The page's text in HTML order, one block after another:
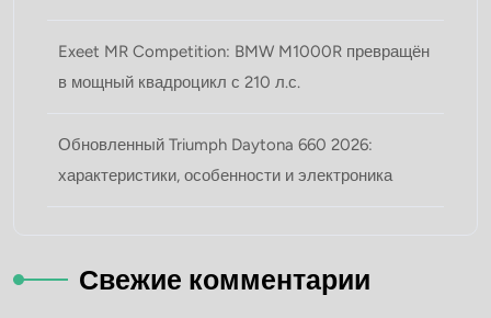
Exeet MR Competition: BMW M1000R превращён
в мощный квадроцикл с 210 л.с.
Обновленный Triumph Daytona 660 2026:
характеристики, особенности и электроника
Свежие комментарии